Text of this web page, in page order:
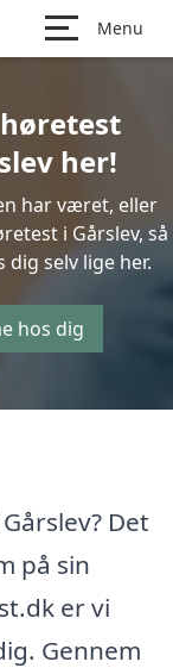
Menu
her!
har været, eller
i Gårslev, så
selv lige her.
hos dig
Det
på sin
er vi
Gennem